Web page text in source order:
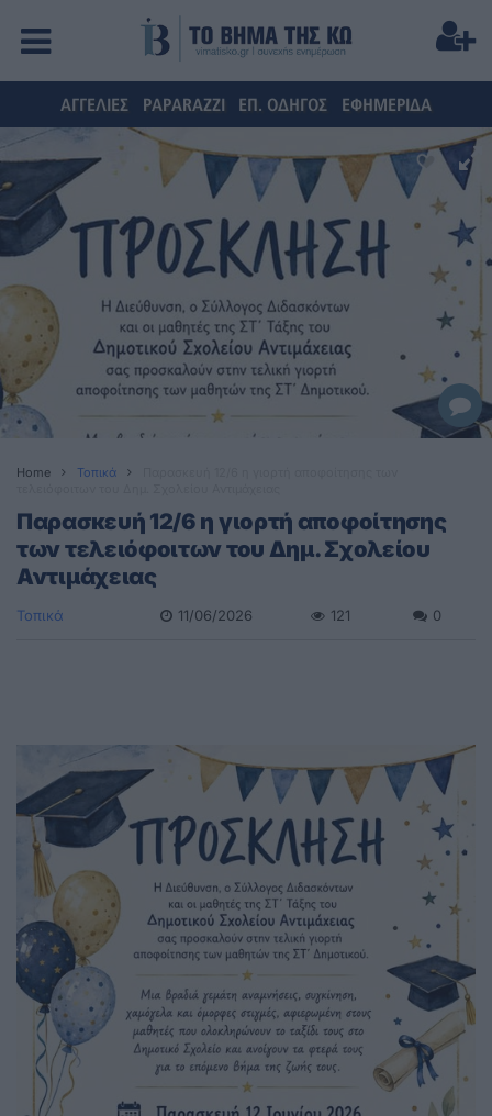
ΑΓΓΕΛΙΕΣ PAPARAZZI ΕΠ. ΟΔΗΓΟΣ ΕΦΗΜΕΡΙΔΑ
Home Τοπικά
Παρασκευή 12/6 η γιορτή αποφοίτησης
των τελειόφοιτων του Δημ. Σχολείου
Αντιμάχειας
Τοπικά 11/06/2026 121 0